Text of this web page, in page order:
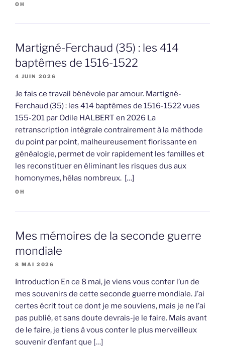
OH
Martigné-Ferchaud (35) : les 414
baptêmes de 1516-1522
4 JUIN 2026
Je fais ce travail bénévole par amour. Martigné-
Ferchaud (35) : les 414 baptêmes de 1516-1522 vues
155-201 par Odile HALBERT en 2026 La
retranscription intégrale contrairement à la méthode
du point par point, malheureusement florissante en
généalogie, permet de voir rapidement les familles et
les reconstituer en éliminant les risques dus aux
homonymes, hélas nombreux. […]
OH
Mes mémoires de la seconde guerre
mondiale
8 MAI 2026
Introduction En ce 8 mai, je viens vous conter l’un de
mes souvenirs de cette seconde guerre mondiale. J’ai
certes écrit tout ce dont je me souviens, mais je ne l’ai
pas publié, et sans doute devrais-je le faire. Mais avant
de le faire, je tiens à vous conter le plus merveilleux
souvenir d’enfant que […]